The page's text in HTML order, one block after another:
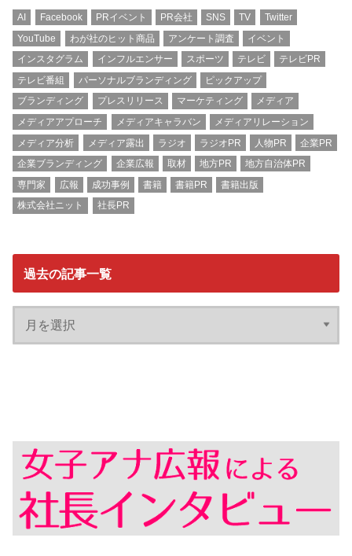
AI Facebook PRイベント PR会社 SNS TV
Twitter
YouTube
わが社のヒット商品 アンケート調査
イベント
インスタグラム
インフルエンサー スポーツ テレビ
テレビPR
テレビ番組
パーソナルブランディング
ピックアップ
ブランディング
プレスリリース マーケティング
メディア
メディアアプローチ
メディアキャラバン
メディアリレーション
メディア分析
メディア露出 ラジオ ラジオPR 人物PR
企業PR
企業ブランディング
企業広報 取材 地方PR
地方自治体PR
専門家
広報 成功事例 書籍 書籍PR
書籍出版
株式会社ニット
社長PR
過去の記事一覧